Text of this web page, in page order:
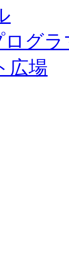
グラ
広場